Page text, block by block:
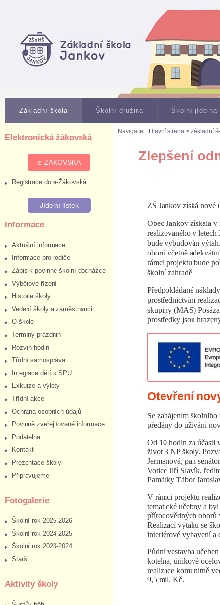
Základní škola Školní družina Školní jídelna
Elektronická žákovská
e-ŽÁKOVSKÁ
Registrace do e-Žákovská
Jídelní lístek
Informace
Aktuální informace
Informace pro rodiče
Zápis k povinné školní docházce
Výběrové řízení
Historie školy
Vedení školy a zaměstnanci
O škole
Termíny prázdnin
Rozvrh hodin
Třídní samospráva
Integrace dětí s SPU
Exkurze a výlety
Třídní akce
Ochrana osobních údajů
Povinně zveřejňované informace
Podatelna
Kontakt
Prezentace školy
Připravujeme
Fotogalerie
Školní rok 2025-2026
Školní rok 2024-2025
Školní rok 2023-2024
Starší
Aktivity školy
Navigace: Hlavní strana > Základní
Zlepšení
ZŠ Jankov získá nové
Obec Jankov získala
realizovaného v
bude vybudován
oborů včetně
rámci projektu bude
školní zahradě.
Předpokládané
prostřednictvím
skupiny (MAS)
prostředky jsou
Otevření
Se zahájením
předány do užívání
Od 10 hodin za účasti
život 3 NP školy.
Jermanová, pan
Votice Jiří Slavík,
Památky Tábor
V rámci projektu
tematické učebny a
přírodovědných oborů
Realizací výtahu se
interiérové vybavení a
Půdní vestavba
kotelna, únikové
realizace komunitně
9,5 mil. Kč.